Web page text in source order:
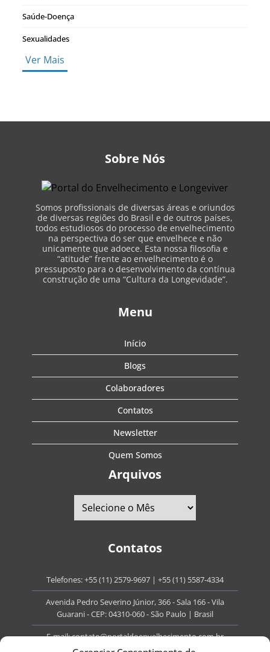
Saúde-Doença
Sexualidades
Ver Mais
Sobre Nós
Somos profissionais de diversas áreas e oriundos
de diversas regiões do Brasil e de outros países,
todos estudiosos do processo de envelhecimento
na perspectiva do ser que envelhece e não
unicamente que adoece. Esta nossa filosofia e
“atitude” frente ao envelhecimento é o
pressuposto para o desenvolvimento da contínua
construção de uma “Cultura da Longevidade”.
Menu
Início
Blogs
Colaboradores
Contatos
Newsletter
Quem Somos
Arquivos
Contatos
Telefones:+55 (11) 2579-9697 | +55 (11) 5587-4334
Avenida Pedro Severino Júnior, 366 - Sala 166 - Vila
Guarani - CEP: 04310-060 - São Paulo | Brasil
E-mail:contato@portaldoenvelhecimento.com.br